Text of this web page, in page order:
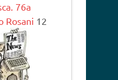
76a
Rosani 12